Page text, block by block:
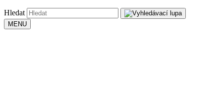
Hledat
MENU